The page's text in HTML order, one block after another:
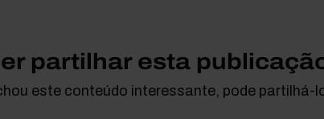
partilhar esta
este conteúdo interessante, pode partilhá-